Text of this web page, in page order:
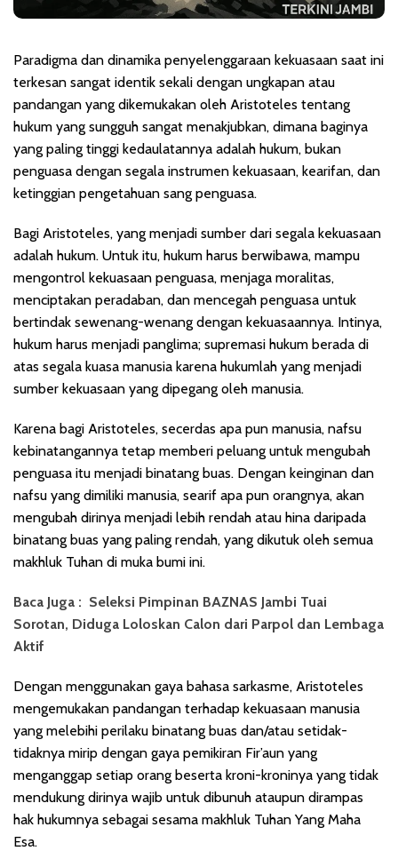
Paradigma dan dinamika penyelenggaraan kekuasaan saat ini
terkesan sangat identik sekali dengan ungkapan atau
pandangan yang dikemukakan oleh Aristoteles tentang
hukum yang sungguh sangat menakjubkan, dimana baginya
yang paling tinggi kedaulatannya adalah hukum, bukan
penguasa dengan segala instrumen kekuasaan, kearifan, dan
ketinggian pengetahuan sang penguasa.
Bagi Aristoteles, yang menjadi sumber dari segala kekuasaan
adalah hukum. Untuk itu, hukum harus berwibawa, mampu
mengontrol kekuasaan penguasa, menjaga moralitas,
menciptakan peradaban, dan mencegah penguasa untuk
bertindak sewenang-wenang dengan kekuasaannya. Intinya,
hukum harus menjadi panglima; supremasi hukum berada di
atas segala kuasa manusia karena hukumlah yang menjadi
sumber kekuasaan yang dipegang oleh manusia.
Karena bagi Aristoteles, secerdas apa pun manusia, nafsu
kebinatangannya tetap memberi peluang untuk mengubah
penguasa itu menjadi binatang buas. Dengan keinginan dan
nafsu yang dimiliki manusia, searif apa pun orangnya, akan
mengubah dirinya menjadi lebih rendah atau hina daripada
binatang buas yang paling rendah, yang dikutuk oleh semua
makhluk Tuhan di muka bumi ini.
Baca Juga : Seleksi Pimpinan BAZNAS Jambi Tuai
Sorotan, Diduga Loloskan Calon dari Parpol dan Lembaga
Aktif
Dengan menggunakan gaya bahasa sarkasme, Aristoteles
mengemukakan pandangan terhadap kekuasaan manusia
yang melebihi perilaku binatang buas dan/atau setidak-
tidaknya mirip dengan gaya pemikiran Fir’aun yang
menganggap setiap orang beserta kroni-kroninya yang tidak
mendukung dirinya wajib untuk dibunuh ataupun dirampas
hak hukumnya sebagai sesama makhluk Tuhan Yang Maha
Esa.